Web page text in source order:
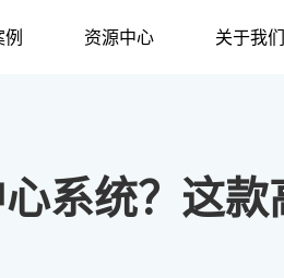
例 资源中心 关于我们
系统？这